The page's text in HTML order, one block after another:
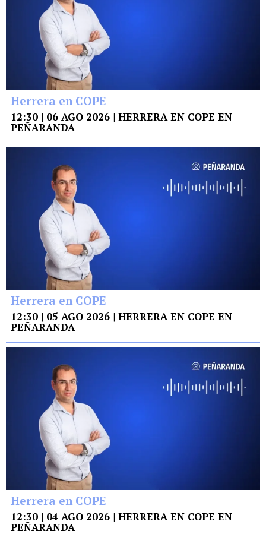
Herrera en COPE
12:30 | 06 AGO 2026 | HERRERA EN COPE EN
PEÑARANDA
Herrera en COPE
12:30 | 05 AGO 2026 | HERRERA EN COPE EN
PEÑARANDA
Herrera en COPE
12:30 | 04 AGO 2026 | HERRERA EN COPE EN
PEÑARANDA